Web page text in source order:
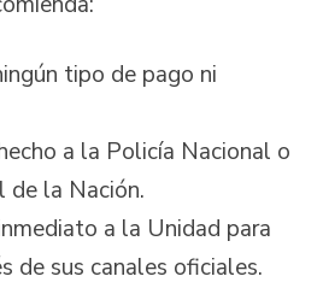
tipo de pago ni
a la Policía Nacional o
de la Nación.
a la Unidad para
de sus canales oficiales.